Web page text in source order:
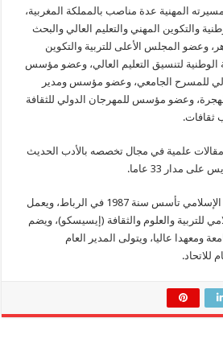
المهنية عدة مناصب بالمملكة المغربية،
والتكوين المهني والتعليم العالي والبحث
وعضو المجلس الأعلى للتربية والتكوين
الوطنية لتنسيق التعليم العالي، وعضو مؤسس
للمسرح الجامعي، وعضو مؤسس ومدير
وعضو مؤسس للمهرجان الدولي للثقافة
ثقافات.
علمية في مجال تخصصه بالأدب الحديث
مدار 33 عاما.
يُذكر أن اتحاد جامعات العالم الإسلامي تأسس سنة 1987 في الرباط، ويعمل
للتربية والعلوم والثقافة (إيسيسكو)، ويضم
حتى الآن 347 جامعة ومعهدا عاليا، ويتولى المدير العام
للاتحاد.